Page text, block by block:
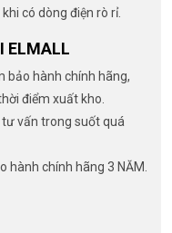
có dòng điện rò rỉ.
ELMALL
bảo hành chính hãng,
điểm xuất kho.
vấn trong suốt quá
hành chính hãng 3 NĂM.